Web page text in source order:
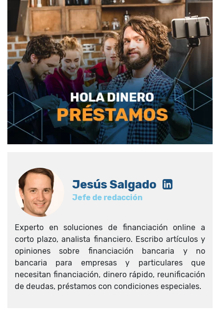
Jesús Salgado
Jefe de redacción
Experto en soluciones de financiación online a
corto plazo, analista financiero. Escribo artículos y
opiniones sobre financiación bancaria y no
bancaria para empresas y particulares que
necesitan financiación, dinero rápido, reunificación
de deudas, préstamos con condiciones especiales.